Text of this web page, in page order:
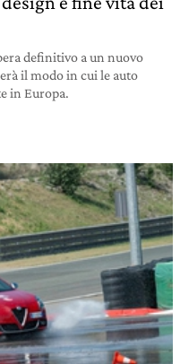
definitivo a un nuovo
il modo in cui le auto
in Europa.